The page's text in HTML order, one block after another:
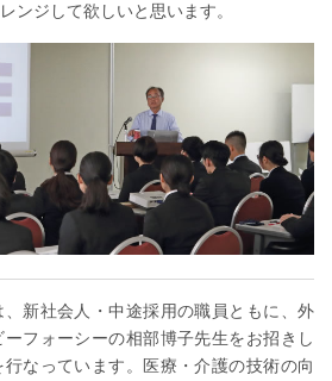
ンジして欲しいと思います。
新社会人・中途採用の職員ともに、外
フォーシーの相部博子先生をお招きし
なっています。医療・介護の技術の向